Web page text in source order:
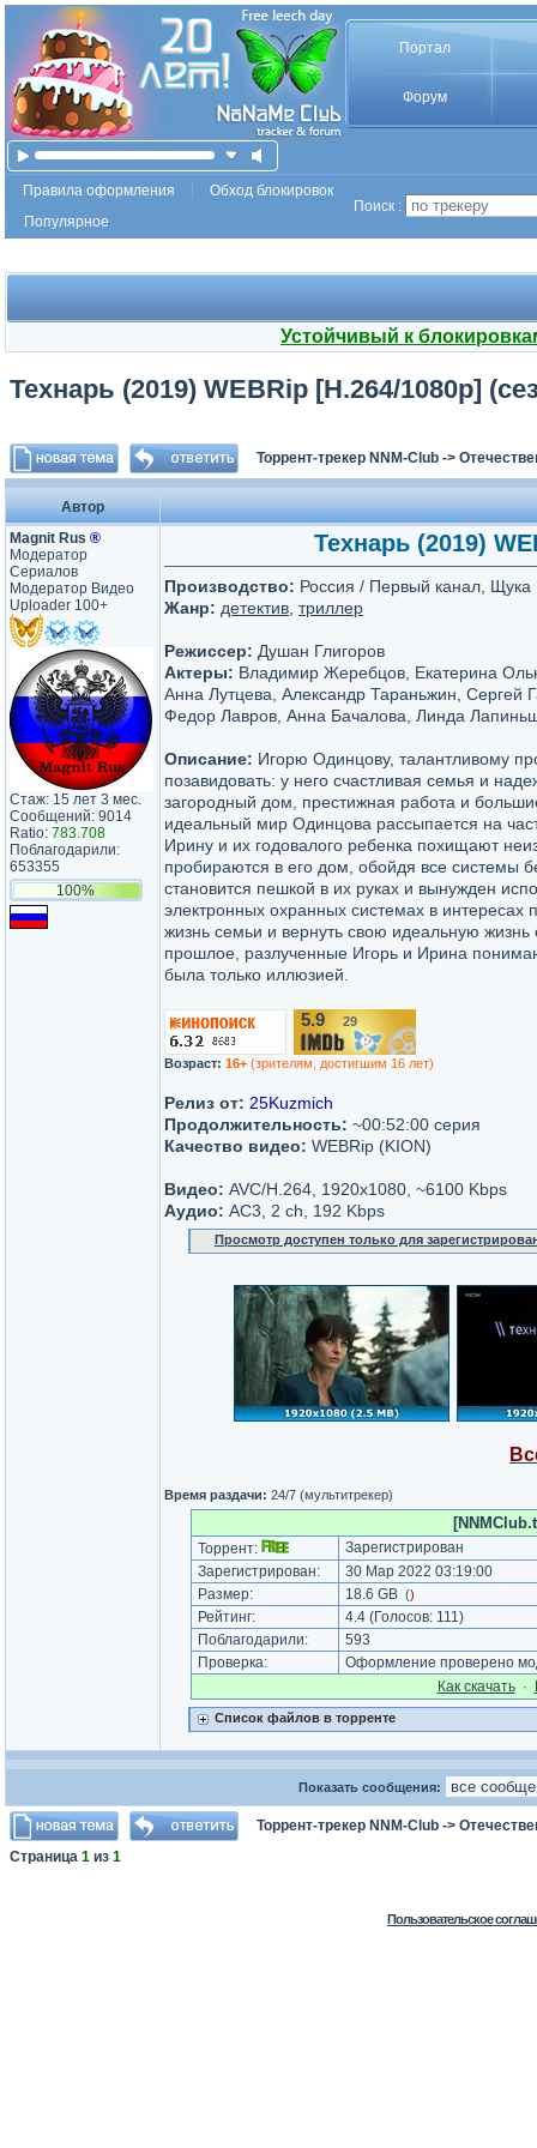
Портал
Форум
Правила оформления
Обход блокировок
Популярное
Поиск :
Устойчивый к
Технарь (2019) WEBRip [H.264/1080p]
Торрент-трекер NNM-Club ->
Автор
Magnit Rus ®
Модератор
Сериалов
Модератор Видео
Uploader 100+
Стаж: 15 лет 3 мес.
Сообщений: 9014
Ratio: 783.708
Поблагодарили:
653355
100%
Технарь (2019)
Производство: Россия / Первый канал, Щука
Жанр: детектив триллер
Режиссер: Душан Глигоров
Актеры: Владимир Жеребцов, Екатерина
Анна Лутцева, Александр Тараньжин, Сергей
Федор Лавров, Анна Бачалова, Линда
Описание: Игорю Одинцову, талантливому
позавидовать: у него счастливая семья и
загородный дом, престижная работа и
идеальный мир Одинцова рассыпается на
Ирину и их годовалого ребенка похищают
пробираются в его дом, обойдя все системы
становится пешкой в их руках и вынужден
электронных охранных системах в интересах
жизнь семьи и вернуть свою идеальную
прошлое, разлученные Игорь и Ирина
была только иллюзией.
5.9 29
Возраст: 16+ (зрителям, достигшим 16 лет)
Релиз от: 25Kuzmich
Продолжительность: ~00:52:00 серия
Качество видео: WEBRip (KION)
Видео: AVC/H.264, 1920x1080, ~6100 Kbps
Аудио: AC3, 2 ch, 192 Kbps
Просмотр доступен только для
Время раздачи: 24/7 (мультитрекер)
Торрент:
Зарегистрирован
Зарегистрирован:
30 Мар 2022 03:19:00
Размер:
18.6 GB ()
Рейтинг: 4.4(Голосов: 111)
Поблагодарили:
593
Проверка:
Оформление проверено
Как cкачать·
Список файлов в торренте
Показать сообщения:
Торрент-трекер NNM-Club ->
Страница 1 из 1
Пользовательское